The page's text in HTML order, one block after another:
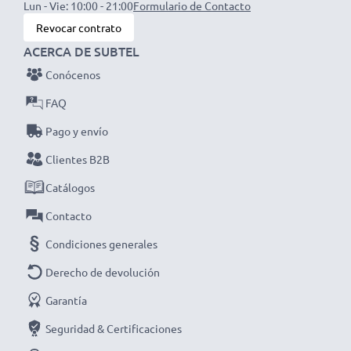
Más energía para tu bricomanía
A nadie le gusta quedarse sin batería en los
momentos menos oportunos. Con nuestras baterías
BL1013, 194550-6, BL1014, 194551-4, 194551-4 de
1500mAh para cortacésped, destornilladores y
taladros Makita, contarás con una fuente de energía
fiable para tus tareas de bricolaje o de jardinería.
Elige CELLONIC y no te la juegues con la calidad,
Lun - Vie: 10:00 - 21:00Formulario de Contacto
Revocar contrato
ACERCA DE SUBTEL
Conócenos
FAQ
Pago y envío
Clientes B2B
Catálogos
Contacto
Condiciones generales
Derecho de devolución
Garantía
Seguridad & Certificaciones